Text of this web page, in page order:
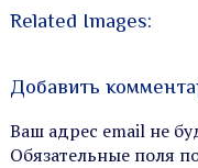
инструмента
Related Images:
Добавить
Ваш адрес email не
Обязательные поля